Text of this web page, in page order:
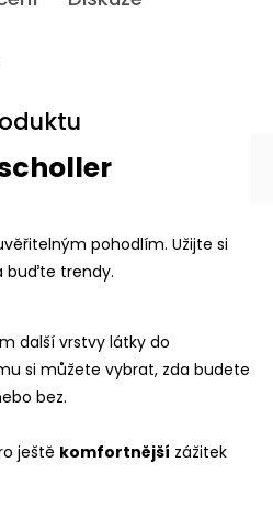
pohodlím. Užijte si
buďte trendy.
další vrstvy látky do
si můžete vybrat, zda budete
bez.
ještě komfortnější zážitek